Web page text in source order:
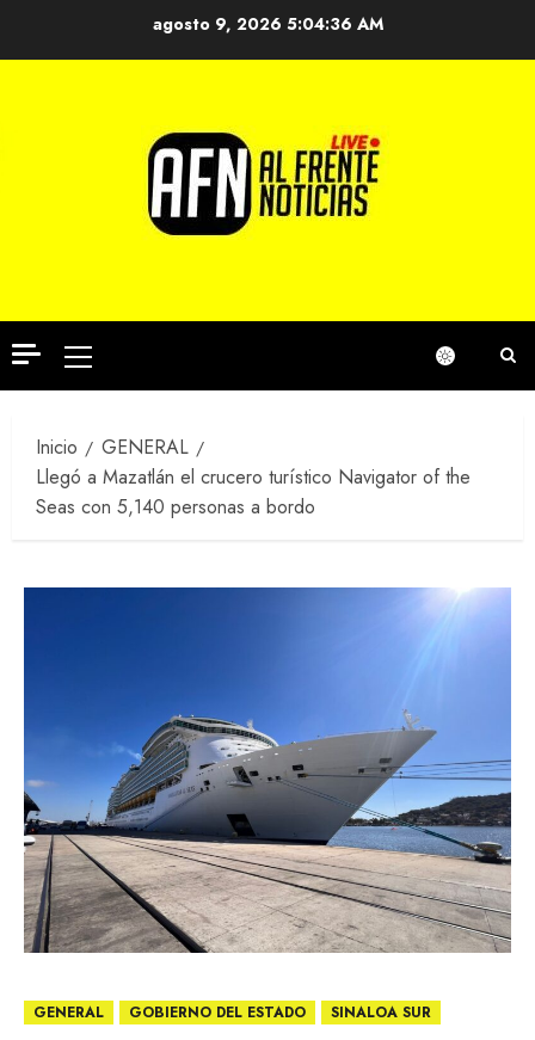
agosto 9, 20265:04:37 AM
Menú
principal
Inicio
GENERAL
Llegó a Mazatlán el crucero turístico Navigator of the
Seas con 5,140 personas a bordo
GENERAL GOBIERNO DEL ESTADO SINALOA SUR